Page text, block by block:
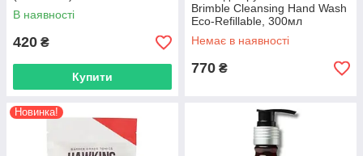
В наявності
420 ₴
Купити
Brimble Cleansing Hand Wash
Eco-Refillable, 300мл
(5060495673597F)
Немає в наявності
770 ₴
Новинка!